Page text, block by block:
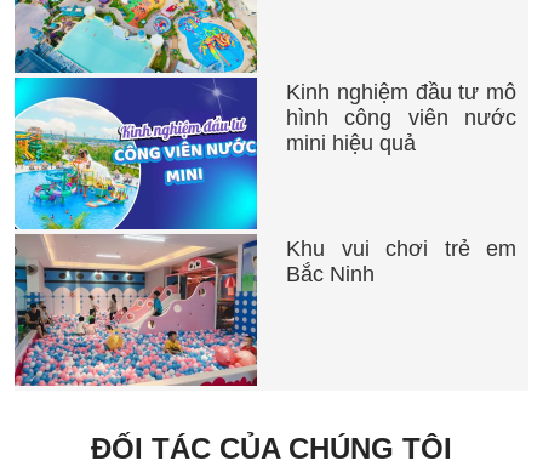
Kinh nghiệm đầu tư mô
hình công viên nước
mini hiệu quả
Khu vui chơi trẻ em
Bắc Ninh
ĐỐI TÁC CỦA CHÚNG TÔI